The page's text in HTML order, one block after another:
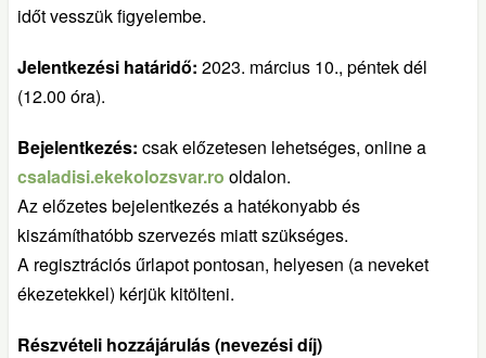
időt vesszük figyelembe.
Jelentkezési határidő: 2023. március 10., péntek dél
(12.00 óra).
Bejelentkezés: csak előzetesen lehetséges, online a
csaladisi.ekekolozsvar.ro oldalon.
Az előzetes bejelentkezés a hatékonyabb és
kiszámíthatóbb szervezés miatt szükséges.
A regisztrációs űrlapot pontosan, helyesen (a neveket
ékezetekkel) kérjük kitölteni.
Részvételi hozzájárulás (nevezési díj)